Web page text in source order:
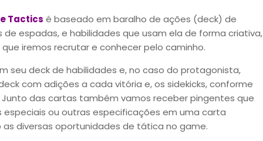
Tactics é baseado em baralho de ações (deck) de
espadas, e habilidades que usam ela de forma criativa,
iremos recrutar e conhecer pelo caminho.
seu deck de habilidades e, no caso do protagonista,
com adições a cada vitória e, os sidekicks, conforme
das cartas também vamos receber pingentes que
ou outras especificações em uma carta
as diversas oportunidades de tática no game.